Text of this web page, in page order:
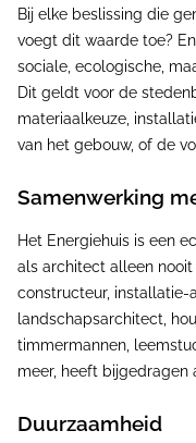
Bij elke beslissing die
voegt dit waarde toe?
sociale, ecologische,
Dit geldt voor de
materiaalkeuze,
van het gebouw, of de
Samenwerking
Het Energiehuis is een
als architect alleen
constructeur, installatie-
landschapsarchitect,
timmermannen,
meer, heeft bijgedragen
Duurzaamheid